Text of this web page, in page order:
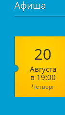
Афиша
20
Августа
в 19:00
Четверг